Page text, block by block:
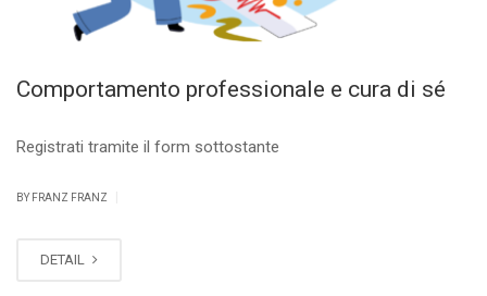
Comportamento professionale e cura di sé
Registrati tramite il form sottostante
BY FRANZ FRANZ
DETAIL